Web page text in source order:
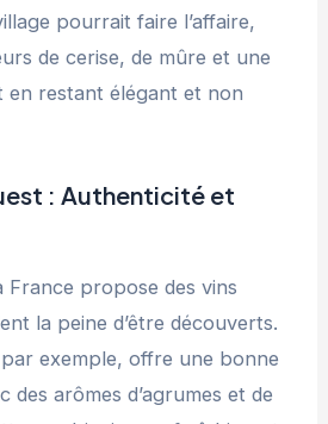
pourrait faire l’affaire,
de cerise, de mûre et une
en restant élégant et non
: Authenticité et
France propose des vins
la peine d’être découverts.
exemple, offre une bonne
des arômes d’agrumes et de